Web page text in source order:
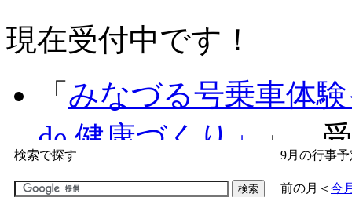
現在受付中です！
「 みなづる号乗車体
de 健康づくり」
」 受
「子育て交流広場「
検索で探す 9月の行事予
前の月 ＜ 今